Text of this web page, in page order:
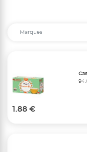
1.88 €